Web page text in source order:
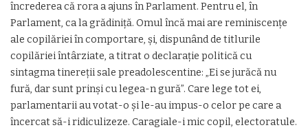
încrederea că rora a ajuns în Parlament. Pentru el, în
Parlament, ca la grădiniță. Omul încă mai are reminiscențe
ale copilăriei în comportare, și, dispunând de titlurile
copilăriei întârziate, a titrat o declarație politică cu
sintagma tinereții sale preadolescentine: „Ei se jurăcă nu
fură, dar sunt prinși cu legea-n gură”. Care lege tot ei,
parlamentarii au votat-o și le-au impus-o celor pe care a
încercat să-i ridiculizeze. Caragiale-i mic copil, electoratule.